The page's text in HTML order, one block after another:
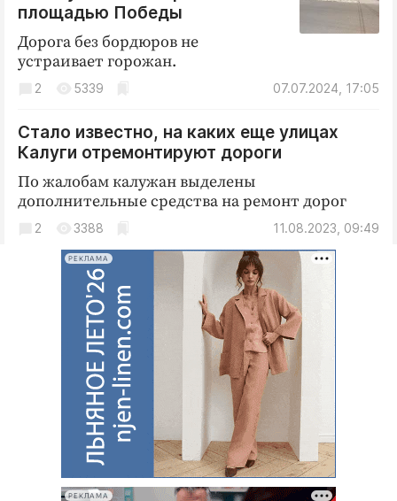
Бренд года
Работодатель года
площадью Победы
Дорога без бордюров не
устраивает горожан.
07.07.2024, 17:05
2 5339
Стало известно, на каких еще улицах
Калуги отремонтируют дороги
По жалобам калужан выделены
дополнительные средства на ремонт дорог
11.08.2023, 09:49
2 3388
РЕКЛАМА
РЕКЛАМА